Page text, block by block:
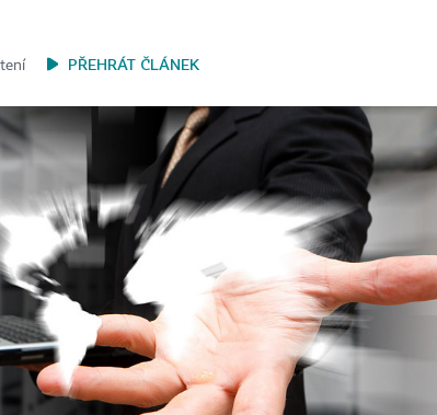
PŘEHRÁT ČLÁNEK